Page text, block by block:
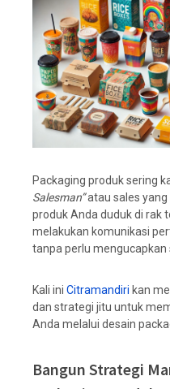
Packaging produk sering
Salesman”atau sales
produk Anda duduk di rak
melakukan komunikasi
tanpa perlu mengucapkan
Kali ini Citramandiri kan
dan strategi jitu untuk
Anda melalui desain
Bangun Strategi